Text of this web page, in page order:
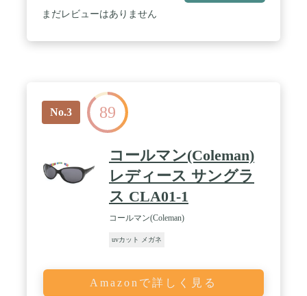
まだレビューはありません
No.3 89
コールマン(Coleman)
レディース サングラ
ス CLA01-1
コールマン(Coleman)
uvカット メガネ
Amazonで詳しく見る